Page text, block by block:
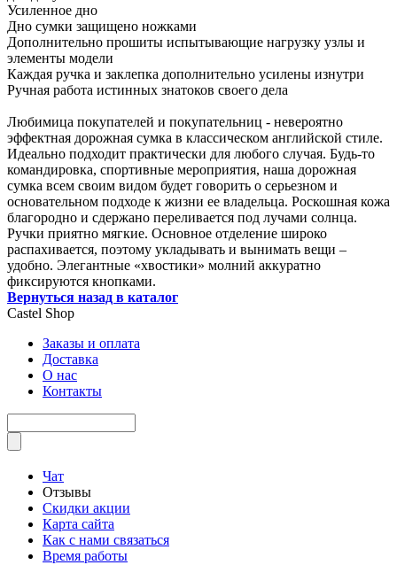
Усиленное дно
Дно сумки защищено ножками
Дополнительно прошиты испытывающие нагрузку узлы и
элементы модели
Каждая ручка и заклепка дополнительно усилены изнутри
Ручная работа истинных знатоков своего дела
Любимица покупателей и покупательниц - невероятно
эффектная дорожная сумка в классическом английской стиле.
Идеально подходит практически для любого случая. Будь-то
командировка, спортивные мероприятия, наша дорожная
сумка всем своим видом будет говорить о серьезном и
основательном подходе к жизни ее владельца. Роскошная кожа
благородно и сдержано переливается под лучами солнца.
Ручки приятно мягкие. Основное отделение широко
распахивается, поэтому укладывать и вынимать вещи –
удобно. Элегантные «хвостики» молний аккуратно
фиксируются кнопками.
Вернуться назад в каталог
Castel Shop
Заказы и оплата
Доставка
О нас
Контакты
Чат
Отзывы
Скидки акции
Карта сайта
Как с нами связаться
Время работы